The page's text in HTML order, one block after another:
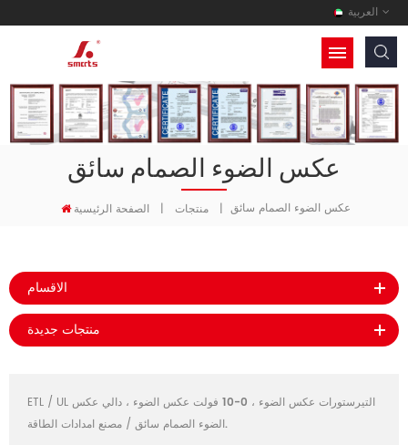
العربية
عكس الضوء الصمام سائق
الصفحة الرئيسية | منتجات | عكس الضوء الصمام سائق
الاقسام
منتجات جديدة
ETL / UL التيرستورات عكس الضوء ، ، دالي عكس
الضوء الصمام سائق / مصنع امدادات الطاقة.